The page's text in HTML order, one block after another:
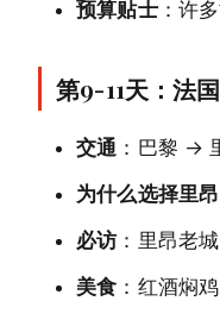
预算贴士：许
第9-11天：法
交通 ：巴黎 →
为什么选择里昂
必访：里昂老
美食 ：红酒焖